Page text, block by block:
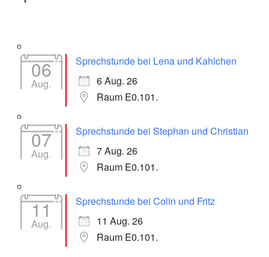
06
Aug.
Sprechstunde bei Lena und Kahlchen
6 Aug. 26
Raum E0.101.
07
Aug.
Sprechstunde bei Stephan und Christian
7 Aug. 26
Raum E0.101.
11
Aug.
Sprechstunde bei Colin und Fritz
11 Aug. 26
Raum E0.101.